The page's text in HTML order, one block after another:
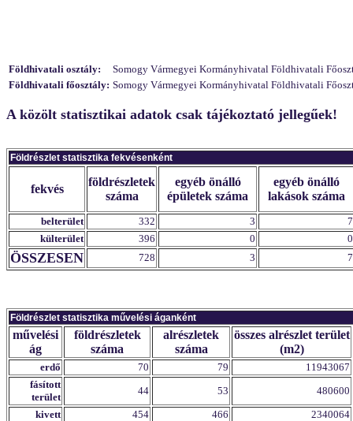
Földhivatali osztály:
Somogy Vármegyei Kormányhivatal Földhivatali
Földhivatali főosztály: Somogy Vármegyei Kormányhivatal Földhivatali
A közölt statisztikai adatok csak tájékoztató jellegűek!
Földrészlet statisztika fekvésenként
fekvés
földrészletek
száma
egyéb önálló
épületek száma
egyéb önálló
lakások száma
belterület 332 3
7
külterület
396 0 0
ÖSSZESEN 728 3 7
Földrészlet statisztika művelési áganként
művelési
ág
földrészletek
száma
alrészletek
száma
összes alrészlet terület
(m2)
erdő 70 79
11943067
fásított
terület
44 53
480600
kivett
454 466
2340064